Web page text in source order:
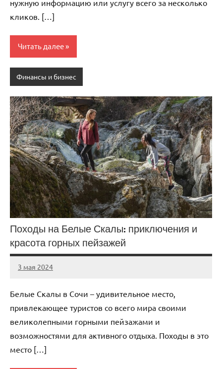
нужную информацию или услугу всего за несколько
кликов. […]
Читать далее
Финансы и бизнес
Походы на Белые Скалы: приключения и
красота горных пейзажей
3 мая 2024
Avtor
Нет
Белые Скалы в Сочи – удивительное место,
привлекающее туристов со всего мира своими
великолепными горными пейзажами и
возможностями для активного отдыха. Походы в это
место […]